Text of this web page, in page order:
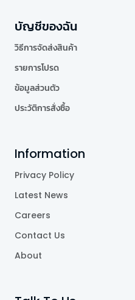
บัญชีของฉัน
วิธีการจัดส่งสินค้า
รายการโปรด
ข้อมูลส่วนตัว
ประวัติการสั่งซื้อ
Information
Privacy Policy
Latest News
Careers
Contact Us
About